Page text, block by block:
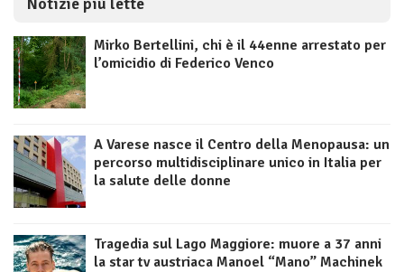
Mirko Bertellini, chi è il 44enne arrestato per
l’omicidio di Federico Venco
A Varese nasce il Centro della Menopausa: un
percorso multidisciplinare unico in Italia per
la salute delle donne
Tragedia sul Lago Maggiore: muore a 37 anni
la star tv austriaca Manoel “Mano” Machinek